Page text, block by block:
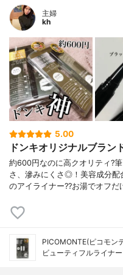
主婦
kh
5.00
ドンキオリジナルブラン
約600円なのに高クオリティ?
さ、滲みにくさ◎！美容成分配
のアイライナー??お湯でオフだ
PICOMONTE(ピコモン
ビューティフルライナー